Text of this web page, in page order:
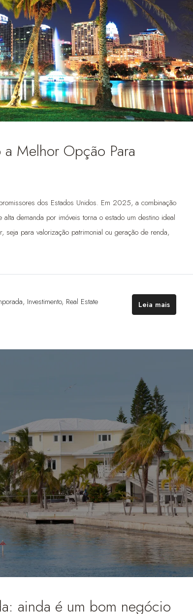
Melhor Opção Para
dos Estados Unidos. Em 2025, a combinação
demanda por imóveis torna o estado um destino ideal
seja para valorização patrimonial ou geração de renda,
, Investimento, Real Estate Leia mais
ainda é um bom negócio